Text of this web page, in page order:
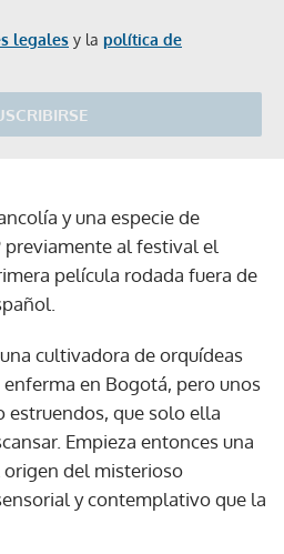
legales y la política de
y una especie de
previamente al festival el
película rodada fuera de
cultivadora de orquídeas
en Bogotá, pero unos
estruendos, que solo ella
Empieza entonces una
origen del misterioso
y contemplativo que la